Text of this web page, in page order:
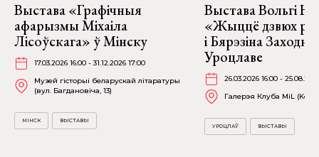
Выстава «Графічныя
афарызмы Міхаіла
Лісоўскага» ў Мінску
17.03.2026 16:00 - 31.12.2026 17:00
Музей гісторыі беларускай літаратуры
(вул. Багдановіча, 13)
МІНСК ВЫСТАВЫ
Выстава Вольгі
«Жыццё дзвюх
і Бярэзіна
Уроцлаве
26.03.2026 16:00 -
Галерэя Клуба MiL
УРОЦЛАЎ ВЫСТАВЫ